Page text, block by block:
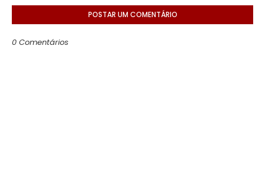
POSTAR UM COMENTÁRIO
0 Comentários